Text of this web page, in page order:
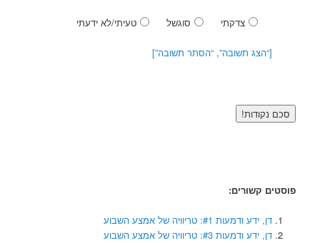
צדקתי סוגשל טעיתי/לא ידעתי
[“הצג תשובה”, “הסתר תשובה”]
פוסטים קשורים:
דן, ידע ודמעות #1: טריוויה של אמצע השבוע
דן, ידע ודמעות #3: טריוויה של אמצע השבוע